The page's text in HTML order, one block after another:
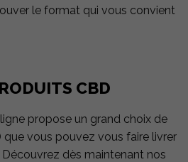
le format qui vous convient
CBD
propose un grand choix de
que vous pouvez vous faire livrer
Découvrez dès maintenant nos